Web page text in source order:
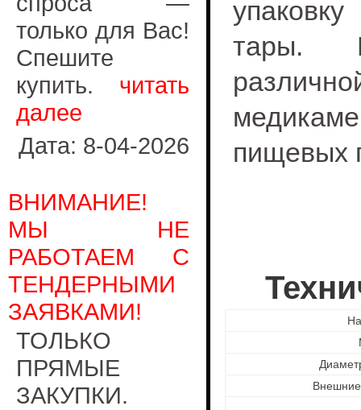
только для Вас!
Спешите
купить. читать
далее
Дата: 8-04-2026
ВНИМАНИЕ!
МЫ НЕ
РАБОТАЕМ С
ТЕНДЕРНЫМИ
ЗАЯВКАМИ!
ТОЛЬКО
ПРЯМЫЕ
ЗАКУПКИ.
тары.
пищевых